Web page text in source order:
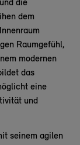
die
dem
Raumgefühl,
modernen
das
eine
und
seinem agilen